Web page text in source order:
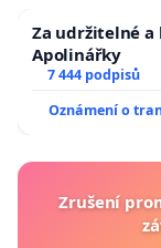
Za udržitelné
Apolinářky
7 444 podpisů
Oznámení o
Zrušení